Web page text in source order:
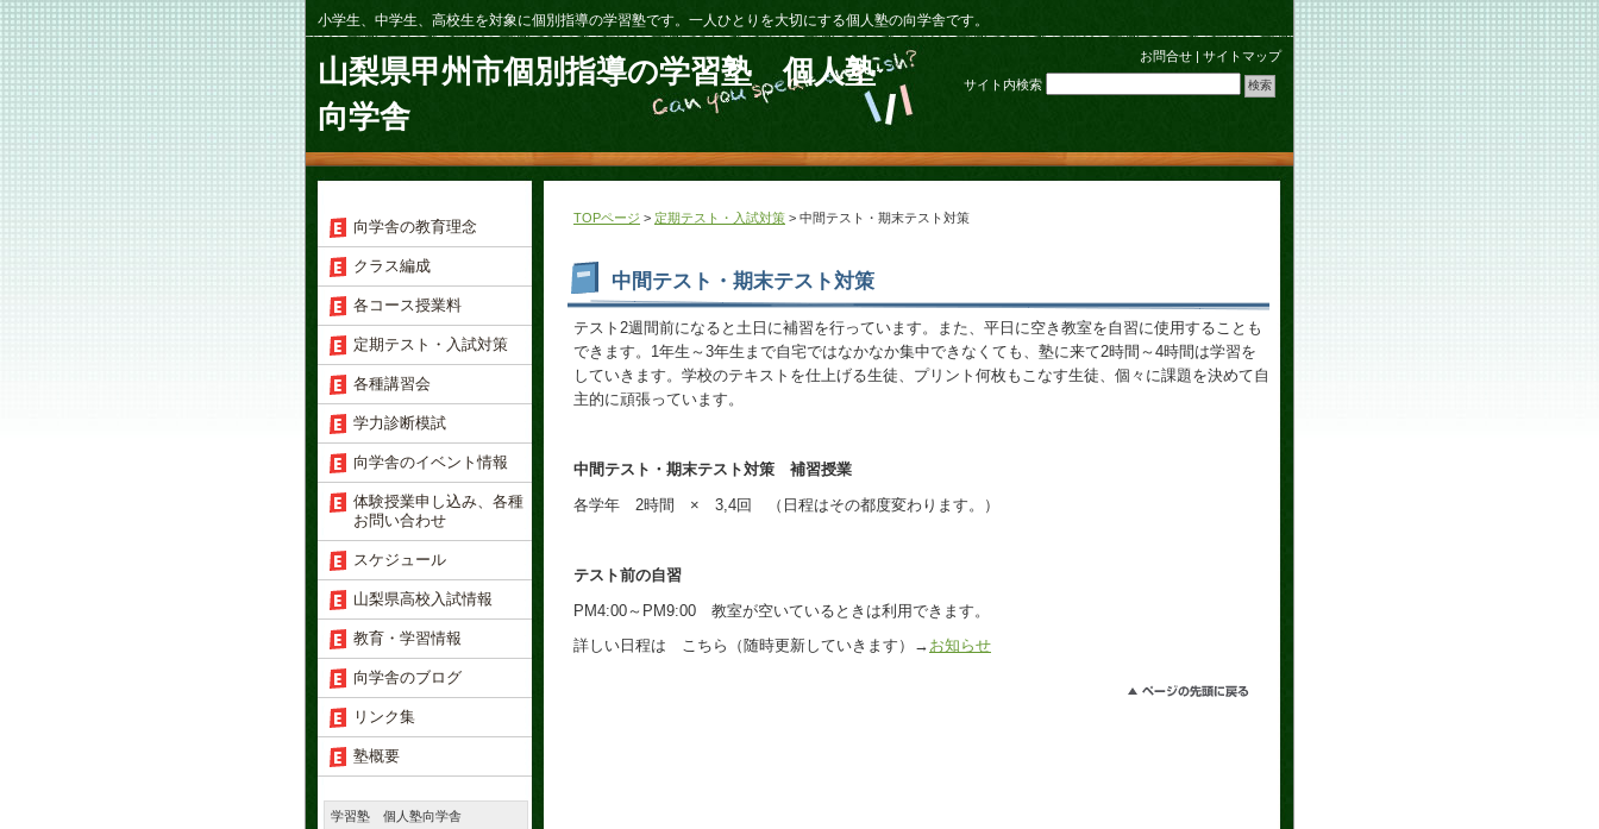
小学生、中学生、高校生を対象に個別指導の学習塾です。一人ひとりを大切にする個人塾の向学舎です。
山梨県甲州市個別指導の学習塾 個人塾
向学舎
お問合せ | サイトマップ
サイト内検索
TOPページ > 定期テスト・入試対策 > 中間テスト・期末テスト対策
中間テスト・期末テスト対策
テスト2週間前になると土日に補習を行っています。また、平日に空き教室を自習に使用することも
できます。1年生～3年生まで自宅ではなかなか集中できなくても、塾に来て2時間～4時間は学習を
していきます。学校のテキストを仕上げる生徒、プリント何枚もこなす生徒、個々に課題を決めて自
主的に頑張っています。
中間テスト・期末テスト対策 補習授業
各学年 2時間 × 3,4回 （日程はその都度変わります。）
テスト前の自習
PM4:00～PM9:00 教室が空いているときは利用できます。
詳しい日程は こちら（随時更新していきます）→ お知らせ
向学舎の教育理念
クラス編成
各コース授業料
定期テスト・入試対策
各種講習会
学力診断模試
向学舎のイベント情報
体験授業申し込み、各種
お問い合わせ
スケジュール
山梨県高校入試情報
教育・学習情報
向学舎のブログ
リンク集
塾概要
学習塾 個人塾向学舎